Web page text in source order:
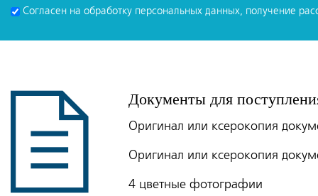
Согласен на обработку персональных данных, получение
Документы для
Оригинал или ксерокопия
Оригинал или ксерокопия
4 цветные фотографии